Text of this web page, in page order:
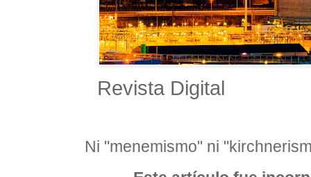
Revista Digital
Ni "menemismo" ni